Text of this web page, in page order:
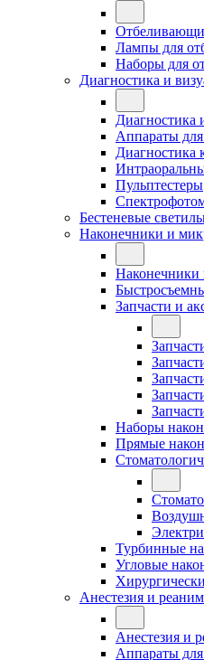
Лампы для
Наборы для
Диагностика и
Диагностика
Аппараты
Диагностика
Пульптестеры
Бестеневые
Наконечники и
Запчасти и
Наборы
Прямые
Турбинные
Угловые
Анестезия и
Анестезия и
Аппараты для